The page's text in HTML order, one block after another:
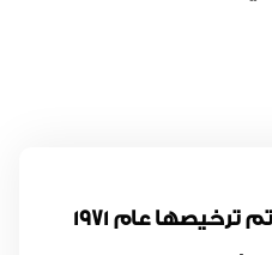
مجلة المقاولون العرب تم ترخيصها عام 1971